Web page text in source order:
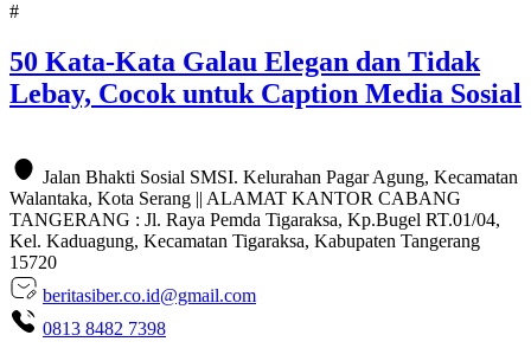
#
50 Kata-Kata Galau Elegan dan Tidak
Lebay, Cocok untuk Caption Media Sosial
Jalan Bhakti Sosial SMSI. Kelurahan Pagar Agung, Kecamatan
Walantaka, Kota Serang || ALAMAT KANTOR CABANG
TANGERANG : Jl. Raya Pemda Tigaraksa, Kp.Bugel RT.01/04,
Kel. Kaduagung, Kecamatan Tigaraksa, Kabupaten Tangerang
15720
beritasiber.co.id@gmail.com
0813 8482 7398